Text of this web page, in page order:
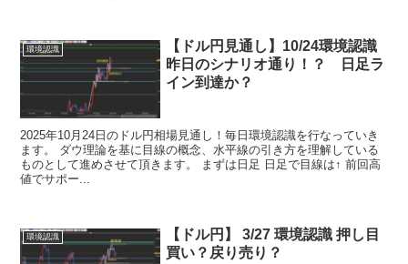
環境認識
【ドル円見通し】10/24環境認識
昨日のシナリオ通り！？ 日足ラ
イン到達か？
2025年10月24日のドル円相場見通し！毎日環境認識を行なっていき
ます。 ダウ理論を基に目線の概念、水平線の引き方を理解している
ものとして進めさせて頂きます。 まずは日足 日足で目線は↑ 前回高
値でサポー...
環境認識
【ドル円】 3/27 環境認識 押し目
買い？戻り売り？